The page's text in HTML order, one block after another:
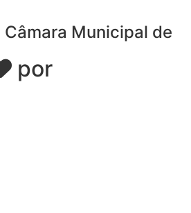
Municipal de
por
Transparência